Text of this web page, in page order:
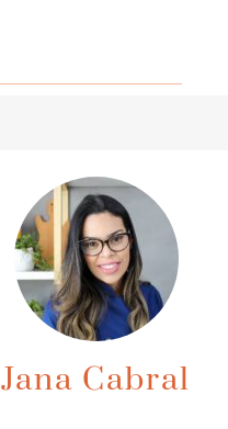
Jana Cabral